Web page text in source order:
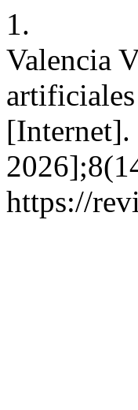
1.
Valencia
[Internet].
https://